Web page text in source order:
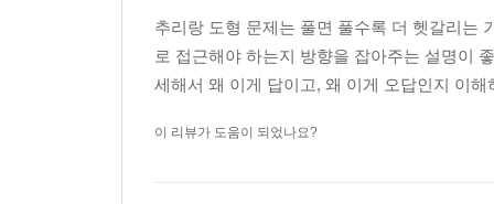
추리랑 도형 문제는 풀면 풀수록 더 헷갈리는
로 접근해야 하는지 방향을 잡아주는 설명이
세해서 왜 이게 답이고, 왜 이게 오답인지 이
이 리뷰가 도움이 되었나요?